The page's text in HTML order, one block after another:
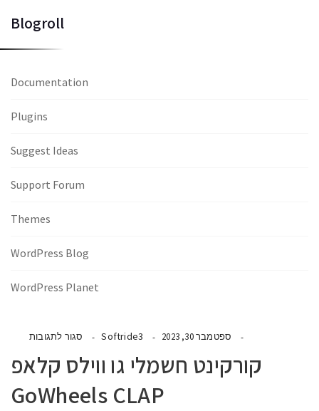
ספטמבר 30, 2023 Softride3 סגור לתגובות
קורקינט חשמלי גו ווילס קלאפ
GoWheels CLAP
Blogroll
Documentation
Plugins
Suggest Ideas
Support Forum
Themes
WordPress Blog
WordPress Planet